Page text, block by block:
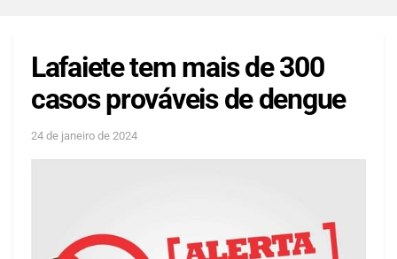
Lafaiete tem mais de 300
casos prováveis de dengue
24 de janeiro de 2024